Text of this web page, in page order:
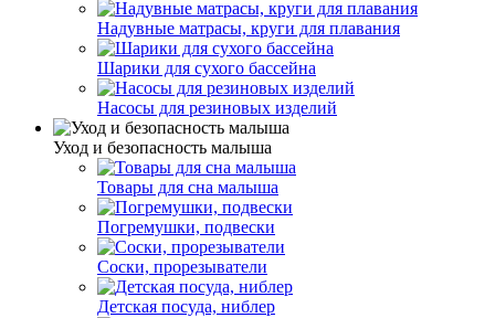
Надувные матрасы, круги для плавания
Шарики для сухого бассейна
Насосы для резиновых изделий
Уход и безопасность малыша
Товары для сна малыша
Погремушки, подвески
Соски, прорезыватели
Детская посуда, ниблер